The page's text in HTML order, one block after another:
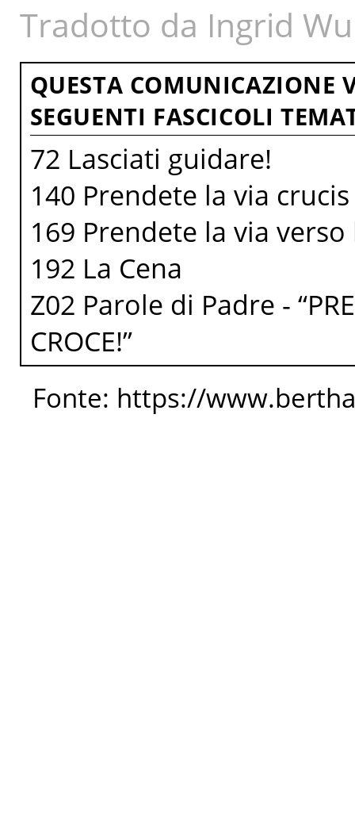
Tradotto da Ingrid
QUESTA COMUNICAZIONE
SEGUENTI FASCICOLI
72 Lasciati guidare!
140 Prendete la via
169 Prendete la via
192 La Cena
Z02 Parole di Padre -
CROCE!”
Fonte: https://